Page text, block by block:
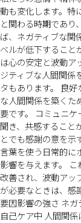
動も変化します。特
と関わる時期であり
ば、ネガティブな関
ベルが低下すること
は心の安定と波動ア
ジティブな人間関係
タもあります。 良
な人間関係を築くた
要です。 コミュニ
聞き、共感すること
とでも感謝の意を示
言葉を使う日常的に
影響を与えます。
改善され、波動アッ
が必要なときは、感
要因影響の強さ ネ
自己ケア中 人間関